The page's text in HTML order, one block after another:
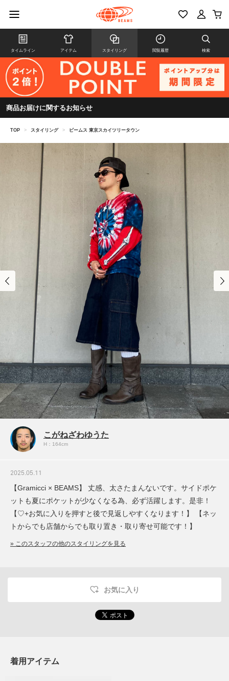
タイムライン アイテム スタイリング 閲覧履歴 検索
商品お届けに関するお知らせ
TOP > スタイリング > ビームス 東京スカイツリータウン
こがねざわゆうた
H：164cm
2025.05.11
【Gramicci × BEAMS】 丈感、太さたまんないです。サイドポケ
ットも夏にポケットが少なくなる為、必ず活躍します。是非！
【♡+お気に入りを押すと後で見返しやすくなります！】 【ネッ
トからでも店舗からでも取り置き・取り寄せ可能です！】
» このスタッフの他のスタイリングを見る
お気に入り
着用アイテム